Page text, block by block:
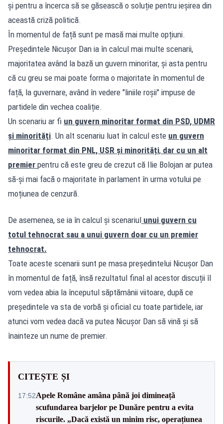
și pentru a încerca să se găsească o soluție pentru ieșirea din
această criză politică.
În momentul de față sunt pe masă mai multe opțiuni.
Președintele Nicușor Dan ia în calcul mai multe scenarii,
majoritatea având la bază un guvern minoritar, și asta pentru
că cu greu se mai poate forma o majoritate în momentul de
față, la guvernare, având în vedere "liniile roșii" impuse de
partidele din vechea coaliție.
Un scenariu ar fi un guvern minoritar format din PSD, UDMR
și minorități. Un alt scenariu luat în calcul este un guvern
minoritar format din PNL, USR și minorități, dar cu un alt
premier pentru că este greu de crezut că Ilie Bolojan ar putea
să-și mai facă o majoritate în parlament în urma votului pe
moțiunea de cenzură.
De asemenea, se ia în calcul și scenariul unui guvern cu
totul tehnocrat sau a unui guvern doar cu un premier
tehnocrat.
Toate aceste scenarii sunt pe masa președintelui Nicușor Dan
în momentul de față, însă rezultatul final al acestor discuții îl
vom vedea abia la începutul săptămânii viitoare, după ce
președintele va sta de vorbă și oficial cu toate partidele, iar
atunci vom vedea dacă va putea Nicușor Dan să vină și să
înainteze un nume de premier.
CITEȘTE ȘI
17:52Apele Române amâna până joi dimineață
scufundarea barjelor pe Dunăre pentru a evita
riscurile. „Dacă există un minim risc, operațiunea